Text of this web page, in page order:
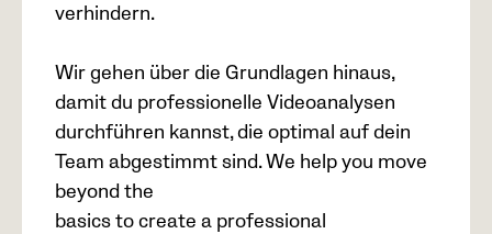
verhindern.
Wir gehen über die Grundlagen hinaus,
damit du professionelle Videoanalysen
durchführen kannst, die optimal auf dein
Team abgestimmt sind. We help you move
beyond the
basics to create a professional